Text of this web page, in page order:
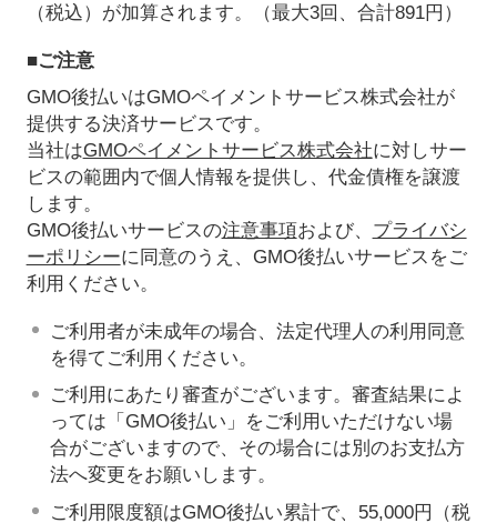
（税込）が加算されます。（最大3回、合計891円）
■ご注意
GMO後払いはGMOペイメントサービス株式会社が
提供する決済サービスです。
当社はGMOペイメントサービス株式会社に対しサー
ビスの範囲内で個人情報を提供し、代金債権を譲渡
します。
GMO後払いサービスの注意事項および、 プライバシ
ーポリシーに同意のうえ、GMO後払いサービスをご
利用ください。
ご利用者が未成年の場合、法定代理人の利用同意
を得てご利用ください。
ご利用にあたり審査がございます。審査結果によ
っては「GMO後払い」をご利用いただけない場
合がございますので、その場合には別のお支払方
法へ変更をお願いします。
ご利用限度額はGMO後払い累計で、55,000円（税